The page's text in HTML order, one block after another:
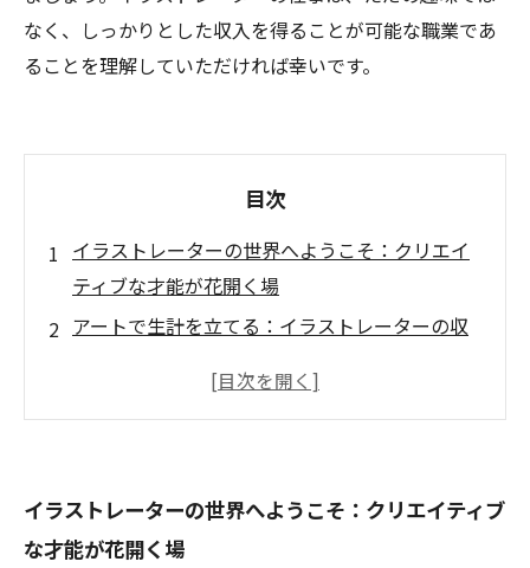
なく、しっかりとした収入を得ることが可能な職業であ
ることを理解していただければ幸いです。
目次
イラストレーターの世界へようこそ：クリエイ
ティブな才能が花開く場
アートで生計を立てる：イラストレーターの収
イラストレーターの魅力とは？多彩なスキルと
ターのキャリア形成
趣味を超えた職業：イラストレーターとしての
イラストレーターの世界へようこそ：クリエイティブ
な才能が花開く場